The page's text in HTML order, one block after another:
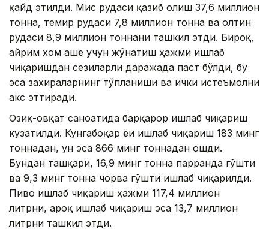
қайд этилди. Мис рудаси қазиб олиш 37,6 миллион
тонна, темир рудаси 7,8 миллион тонна ва олтин
рудаси 8,9 миллион тоннани ташкил этди. Бироқ,
айрим хом ашё учун жўнатиш ҳажми ишлаб
чиқаришдан сезиларли даражада паст бўлди, бу
эса захираларнинг тўпланиши ва ички истеъмолни
акс эттиради.
Озиқ-овқат саноатида барқарор ишлаб чиқариш
кузатилди. Кунгабоқар ёғи ишлаб чиқариш 183 минг
тоннадан, ун эса 866 минг тоннадан ошди.
Бундан ташқари, 16,9 минг тонна парранда гўшти
ва 9,3 минг тонна чорва гўшти ишлаб чиқарилди.
Пиво ишлаб чиқариш ҳажми 117,4 миллион
литрни, ароқ ишлаб чиқариш эса 13,7 миллион
литрни ташкил этди.